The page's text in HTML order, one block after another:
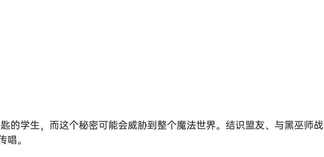
的学生，而这个秘密可能会威胁到整个魔法世界。结识盟友、与黑巫师战
。